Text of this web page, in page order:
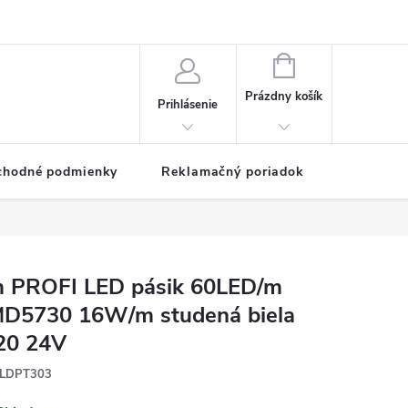
Prihlásenie
NÁKUPNÝ
KOŠÍK
Prázdny košík
podmienky Reklamačný poriadok
PROFI LED pásik 60LED/m
16W/m studená biela
24V
LDPT303